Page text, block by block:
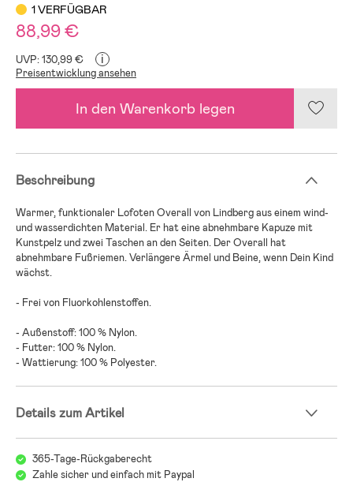
1 VERFÜGBAR
88,99 €
UVP: 130,99 € i
Preisentwicklung ansehen
In den Warenkorb legen
Beschreibung
Warmer, funktionaler Lofoten Overall von Lindberg aus einem wind-
und wasserdichten Material. Er hat eine abnehmbare Kapuze mit
Kunstpelz und zwei Taschen an den Seiten. Der Overall hat
abnehmbare Fußriemen. Verlängere Ärmel und Beine, wenn Dein Kind
wächst.
- Frei von Fluorkohlenstoffen.
- Außenstoff: 100 % Nylon.
- Futter: 100 % Nylon.
- Wattierung: 100 % Polyester.
Details zum Artikel
365-Tage-Rückgaberecht
Zahle sicher und einfach mit Paypal